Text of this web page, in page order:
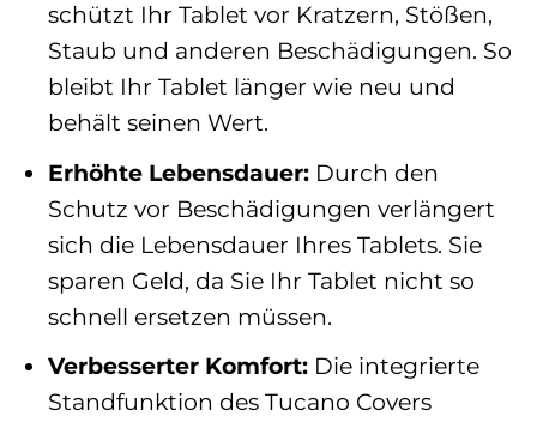
schützt Ihr Tablet vor Kratzern, Stößen,
Staub und anderen Beschädigungen. So
bleibt Ihr Tablet länger wie neu und
behält seinen Wert.
Erhöhte Lebensdauer: Durch den
Schutz vor Beschädigungen verlängert
sich die Lebensdauer Ihres Tablets. Sie
sparen Geld, da Sie Ihr Tablet nicht so
schnell ersetzen müssen.
Verbesserter Komfort: Die integrierte
Standfunktion des Tucano Covers